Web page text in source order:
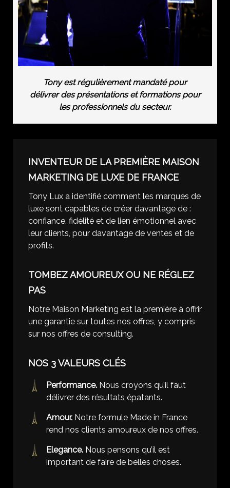
Tony est régulièrement mandaté pour
délivrer des présentations et formations pour
les professionnels du secteur.
INVENTEUR DE LA PREMIÈRE MAISON
MARKETING DE LUXE DE FRANCE
Tony Lux a identifié comment les marques de
luxe sont capables de créer davantage de :
confiance, fidélité et de lien émotionnel avec
leur clients, pour davantage de ventes et de
profits.
TOMBEZ AMOUREUX OU NE RÉGLEZ
PAS
Notre Maison Marketing est la première à offrir
une garantie sur toutes nos offres, y compris
sur nos offres de consulting.
NOS 3 VALEURS CLÉS
Performance. Nous croyons qu’il faut
délivrer des résultats épatants.
Amour. Notre formule Made in France
rend nos clients amoureux de nos offres.
Elegance. Nous pensons qu’il est
important de faire de belles choses.